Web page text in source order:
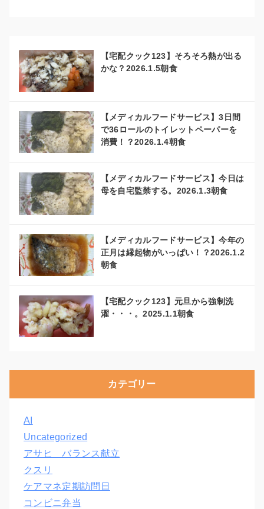
【宅配クック123】そろそろ熱が出る
かな？2026.1.5朝食
【メディカルフードサービス】3日間
で36ロールのトイレットペーパーを
消費！？2026.1.4朝食
【メディカルフードサービス】今日は
母を自宅監禁する。2026.1.3朝食
【メディカルフードサービス】今年の
正月は縁起物がいっぱい！？2026.1.2
朝食
【宅配クック123】元旦から強制洗
濯・・・。2025.1.1朝食
カテゴリー
AI
Uncategorized
アサヒ バランス献立
クスリ
ケアマネ定期訪問日
コンビニ弁当